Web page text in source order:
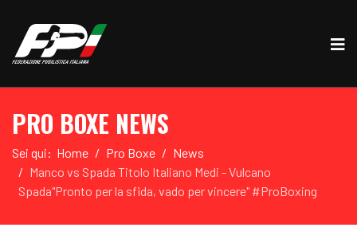
PRO BOXE NEWS
Sei qui: Home Pro Boxe
News
Manco vs Spada Titolo Italiano Medi - Vulcano
Spada"Pronto per la sfida, vado per vincere" #ProBoxing